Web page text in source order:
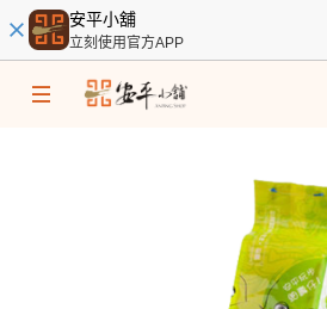
安平小舖
立刻使用官方APP